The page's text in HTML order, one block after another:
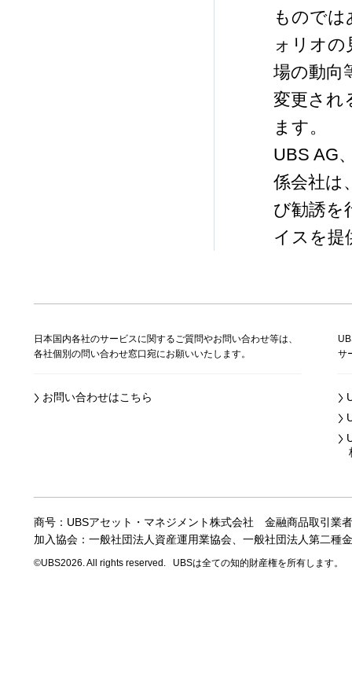
もので
ォリオの
場の動向
変更され
ます。
UBS AG
係会社は
び勧誘を
イスを提
日本国内各社のサービスに関するご質問やお問い合わせ等は、
各社個別の問い合わせ窓口宛にお願いいたします。
お問い合わせはこちら
サ
商号：UBSアセット・マネジメント株式会社 金融商品取引
加入協会：一般社団法人資産運用業協会、 一般社団法人第二種
©UBS2026. All rights reserved. UBSは全ての知的財産権を所有します。